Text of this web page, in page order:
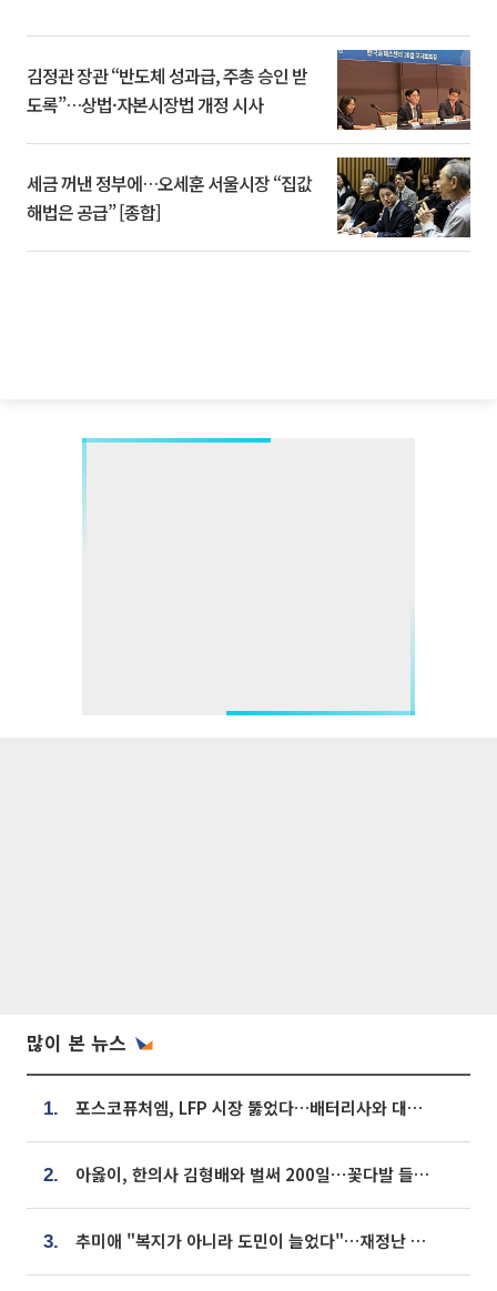
김정관 장관 “반도체 성과급, 주총 승인 받
도록”…상법·자본시장법 개정 시사
세금 꺼낸 정부에…오세훈 서울시장 “집값
해법은 공급” [종합]
많이 본 뉴스
1. 포스코퓨처엠, LFP 시장 뚫었다…배터리사와 대규모 장기 공급 합의
2. 아옳이, 한의사 김형배와 벌써 200일⋯꽃다발 들고 "프러포즈 아냐"
3. 추미애 "복지가 아니라 도민이 늘었다"…재정난 책임론 정면돌파